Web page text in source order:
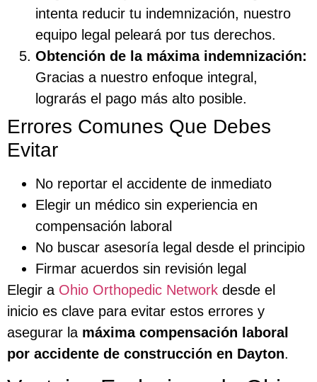
intenta reducir tu indemnización, nuestro
equipo legal peleará por tus derechos.
Obtención de la máxima indemnización:
Gracias a nuestro enfoque integral,
lograrás el pago más alto posible.
Errores Comunes Que Debes
Evitar
No reportar el accidente de inmediato
Elegir un médico sin experiencia en
compensación laboral
No buscar asesoría legal desde el principio
Firmar acuerdos sin revisión legal
Elegir a Ohio Orthopedic Network desde el
inicio es clave para evitar estos errores y
asegurar la máxima compensación laboral
por accidente de construcción en Dayton.